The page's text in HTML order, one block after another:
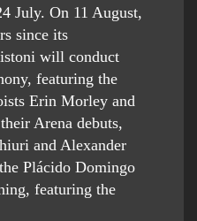
July. On 11 August,
since its
will conduct
featuring the
Erin Morley and
Arena debuts,
and Alexander
Plácido Domingo
featuring the